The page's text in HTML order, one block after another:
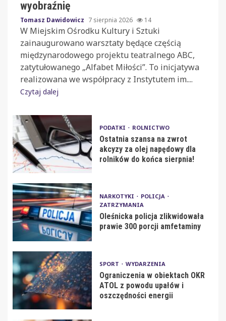
wyobraźnię
Tomasz Dawidowicz 7 sierpnia 2026 14
W Miejskim Ośrodku Kultury i Sztuki
zainaugurowano warsztaty będące częścią
międzynarodowego projektu teatralnego ABC,
zatytułowanego „Alfabet Miłości”. To inicjatywa
realizowana we współpracy z Instytutem im....
Czytaj dalej
PODATKI ROLNICTWO
Ostatnia szansa na zwrot
akcyzy za olej napędowy dla
rolników do końca sierpnia!
NARKOTYKI
POLICJA
ZATRZYMANIA
Oleśnicka policja zlikwidowała
prawie 300 porcji amfetaminy
SPORT WYDARZENIA
Ograniczenia w obiektach OKR
ATOL z powodu upałów i
oszczędności energii